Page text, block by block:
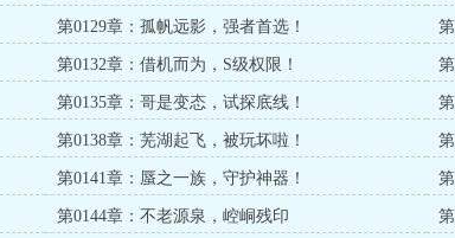
第0129章：孤帆远影，强者首选！
第0132章：借机而为，S级权限！
第0135章：哥是变态，试探底线！
第0138章：芜湖起飞，被玩坏啦！
第0141章：蜃之一族，守护神器！
第0144章：不老源泉，崆峒残印